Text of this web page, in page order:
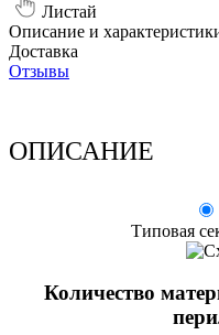
Листай
Описание и
Доставка
Отзывы
ОПИСАНИЕ
Типовая
Количество